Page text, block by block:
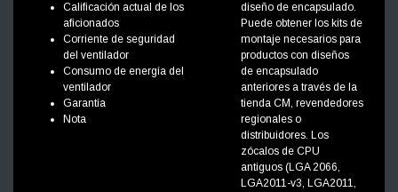
Calificación actual de los
aficionados
Corriente de seguridad
del ventilador
Consumo de energía del
ventilador
Garantía
Nota
diseño de encapsulado.
Puede obtener los kits de
montaje necesarios para
productos con diseños
de encapsulado
anteriores a través de la
tienda CM, revendedores
regionales o
distribuidores. Los
zócalos de CPU
antiguos (LGA 2066,
LGA2011-v3, LGA2011,